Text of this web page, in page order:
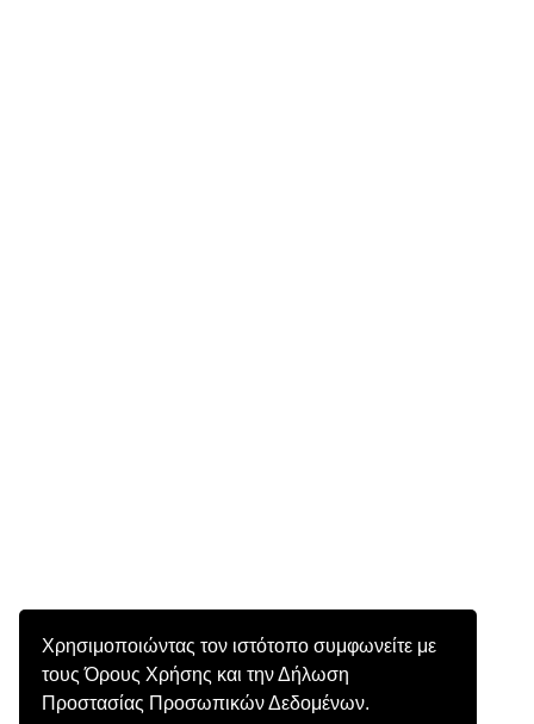
Χρησιμοποιώντας τον ιστότοπο συμφωνείτε με
τους Όρους Χρήσης και την Δήλωση
Προστασίας Προσωπικών Δεδομένων.